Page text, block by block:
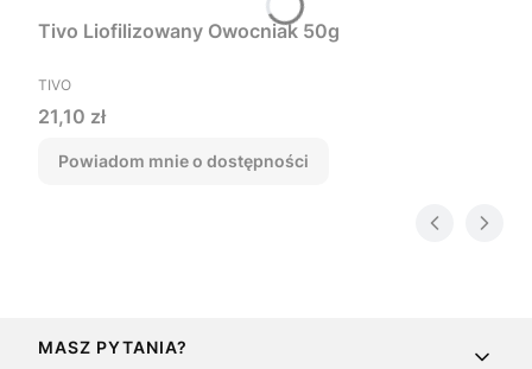
Tivo Liofilizowany Owocniak 50g
PRODUCENT
TIVO
Cena
21,10 zł
Powiadom mnie o dostępności
Linki w stopce
MASZ PYTANIA?